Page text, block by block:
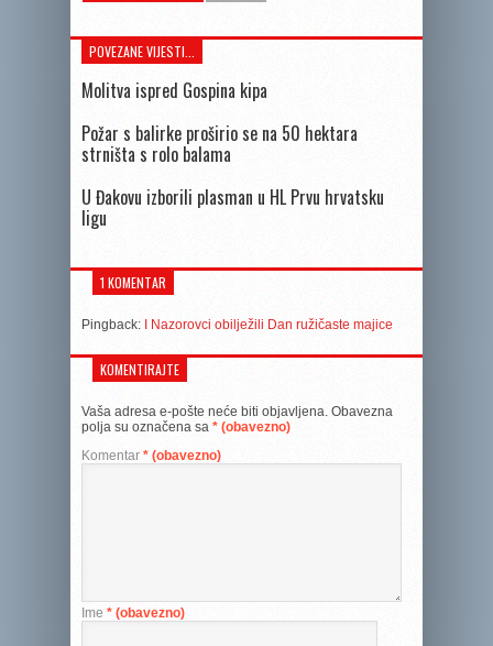
POVEZANE VIJESTI...
Molitva ispred Gospina kipa
Požar s balirke proširio se na 50 hektara
strništa s rolo balama
U Đakovu izborili plasman u HL Prvu hrvatsku
ligu
1 KOMENTAR
Pingback: I Nazorovci obilježili Dan ružičaste majice
KOMENTIRAJTE
Vaša adresa e-pošte neće biti objavljena. Obavezna
polja su označena sa * (obavezno)
Komentar * (obavezno)
Ime * (obavezno)